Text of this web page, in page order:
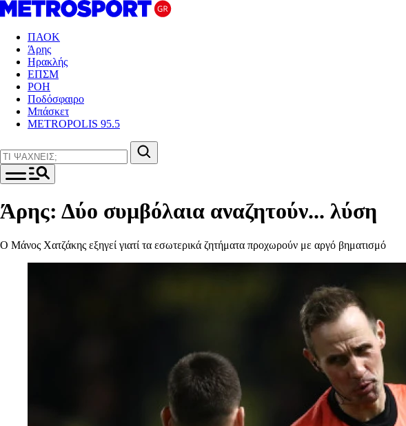
ΠΑΟΚ
Άρης
Ηρακλής
ΕΠΣΜ
ΡΟΗ
Ποδόσφαιρο
Μπάσκετ
METROPOLIS 95.5
Άρης: Δύο συμβόλαια αναζητούν... λύση
Ο Μάνος Χατζάκης εξηγεί γιατί τα εσωτερικά ζητήματα προχωρούν με αργό βηματισμό